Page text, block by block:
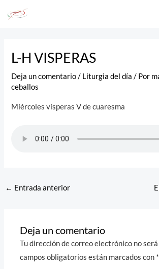
L-H VISPERAS
Deja un comentario / Liturgia del día / Por
ceballos
Miércoles vísperas V de cuaresma
← Entrada anterior
Deja un comentario
Tu dirección de correo electrónico no
campos obligatorios están marcados con *